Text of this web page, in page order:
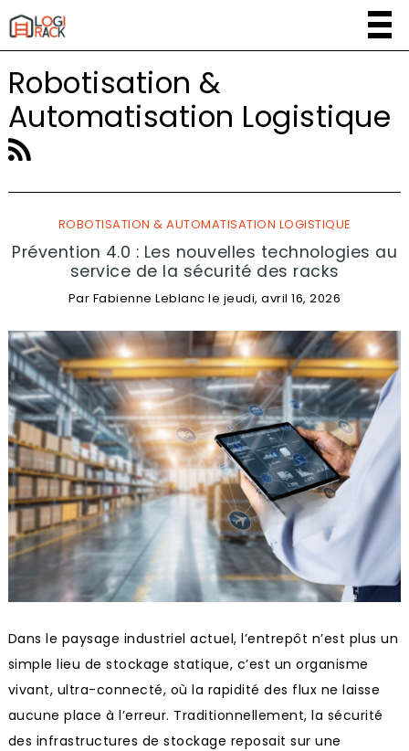
Robotisation &
Automatisation Logistique
ROBOTISATION & AUTOMATISATION LOGISTIQUE
Prévention 4.0 : Les nouvelles technologies au
service de la sécurité des racks
Par Fabienne Leblanc le jeudi, avril 16, 2026
Dans le paysage industriel actuel, l’entrepôt n’est plus un
simple lieu de stockage statique, c’est un organisme
vivant, ultra-connecté, où la rapidité des flux ne laisse
aucune place à l’erreur. Traditionnellement, la sécurité
des infrastructures de stockage reposait sur une